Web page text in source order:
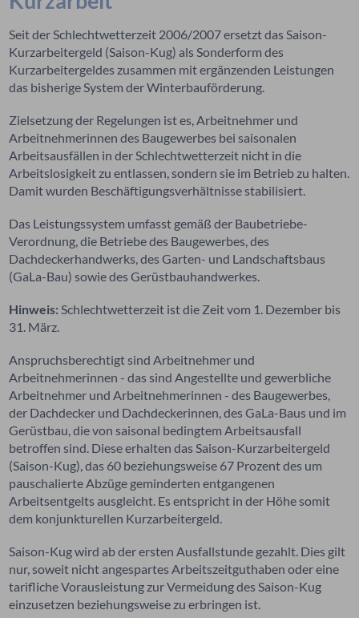
Seit der Schlechtwetterzeit 2006/2007 ersetzt das Saison-
Kurzarbeitergeld (Saison-Kug) als Sonderform des
Kurzarbeitergeldes zusammen mit ergänzenden Leistungen
das bisherige System der Winterbauförderung.
Zielsetzung der Regelungen ist es, Arbeitnehmer und
Arbeitnehmerinnen des Baugewerbes bei saisonalen
Arbeitsausfällen in der Schlechtwetterzeit nicht in die
Arbeitslosigkeit zu entlassen, sondern sie im Betrieb zu halten.
Damit wurden Beschäftigungsverhältnisse stabilisiert.
Das Leistungssystem umfasst gemäß der Baubetriebe-
Verordnung, die Betriebe des Baugewerbes, des
Dachdeckerhandwerks, des Garten- und Landschaftsbaus
(GaLa-Bau) sowie des Gerüstbauhandwerkes.
Hinweis: Schlechtwetterzeit ist die Zeit vom 1. Dezember bis
31. März.
Anspruchsberechtigt sind Arbeitnehmer und
Arbeitnehmerinnen - das sind Angestellte und gewerbliche
Arbeitnehmer und Arbeitnehmerinnen - des Baugewerbes,
der Dachdecker und Dachdeckerinnen, des GaLa-Baus und im
Gerüstbau, die von saisonal bedingtem Arbeitsausfall
betroffen sind. Diese erhalten das Saison-Kurzarbeitergeld
(Saison-Kug), das 60 beziehungsweise 67 Prozent des um
pauschalierte Abzüge geminderten entgangenen
Arbeitsentgelts ausgleicht. Es entspricht in der Höhe somit
dem konjunkturellen Kurzarbeitergeld.
Saison-Kug wird ab der ersten Ausfallstunde gezahlt. Dies gilt
nur, soweit nicht angespartes Arbeitszeitguthaben oder eine
tarifliche Vorausleistung zur Vermeidung des Saison-Kug
einzusetzen beziehungsweise zu erbringen ist.